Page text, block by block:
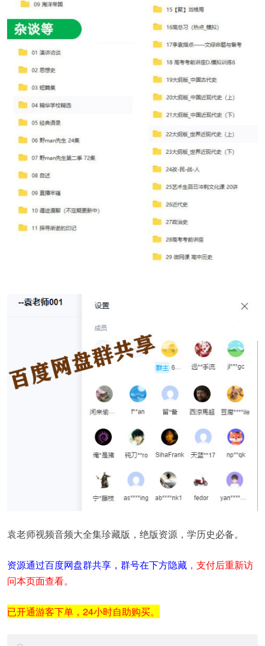
袁老师视频音频大全集珍藏版，绝版资源，学历史必备。
资源通过百度网盘群共享，群号在下方隐藏 ，支付后重新访
问本页面查看。
已开通游客下单，24小时自助购买。